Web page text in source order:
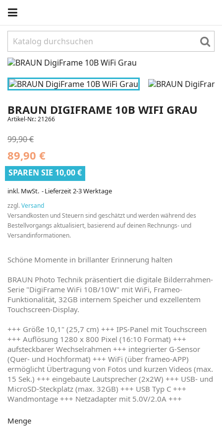
BRAUN DIGIFRAME 10B WIFI GRAU
Artikel-Nr.:21266
99,90 €
89,90 €
SPAREN SIE 10,00 €
inkl. MwSt. Lieferzeit 2-3 Werktage
zzgl.Versand
Versandkosten und Steuern sind geschätzt und werden während des
Bestellvorgangs aktualisiert, basierend auf deinen Rechnungs- und
Versandinformationen.
Schöne Momente in brillanter Erinnerung halten
BRAUN Photo Technik präsentiert die digitale Bilderrahmen-
Serie "DigiFrame WiFi 10B/10W" mit WiFi, Frameo-
Funktionalität, 32GB internem Speicher und exzellentem
Touchscreen-Display.
+++ Größe 10,1" (25,7 cm) +++ IPS-Panel mit Touchscreen
+++ Auflösung 1280 x 800 Pixel (16:10 Format) +++
aufsteckbarer Wechselrahmen +++ integrierter G-Sensor
(Quer- und Hochformat) +++ WiFi (über frameo-APP)
ermöglicht Übertragung von Fotos und kurzen Videos (max.
15 Sek.) +++ eingebaute Lautsprecher (2x2W) +++ USB- und
MicroSD-Steckplatz (max. 32GB) +++ USB Typ C +++
Wandmontage +++ Netzadapter mit 5.0V/2.0A +++
Menge